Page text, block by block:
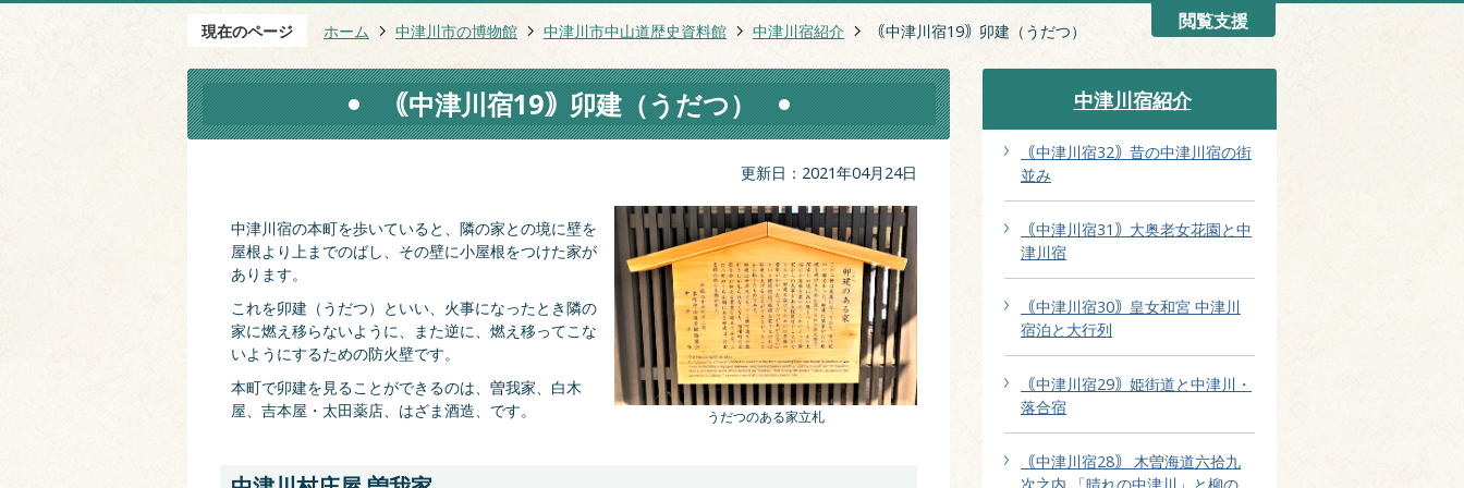
閲覧支援
現在のページ ホーム 中津川市の博物館 中津川市中山道歴史資料館 中津川宿紹介 ｟中津川宿19｠卯建（うだつ）
｟中津川宿19｠卯建（うだつ）
更新日：2021年04月24日
うだつのある家立札
中津川宿の本町を歩いていると、隣の家との境に壁を
屋根より上までのばし、その壁に小屋根をつけた家が
あります。
これを卯建（うだつ）といい、火事になったとき隣の
家に燃え移らないように、また逆に、燃え移ってこな
いようにするための防火壁です。
本町で卯建を見ることができるのは、曽我家、白木
屋、吉本屋・太田薬店、はざま酒造、です。
中津川宿紹介
｟中津川宿32｠昔の中津川宿の街
並み
｟中津川宿31｠大奥老女花園と中
津川宿
｟中津川宿30｠皇女和宮 中津川
宿泊と大行列
｟中津川宿29｠姫街道と中津川・
落合宿
｟中津川宿28｠ 木曽海道六拾九